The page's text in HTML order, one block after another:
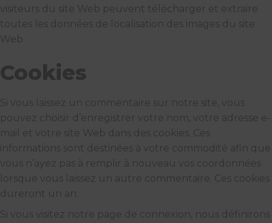
visiteurs du site Web peuvent télécharger et extraire
toutes les données de localisation des images du site
Web.
Cookies
Si vous laissez un commentaire sur notre site, vous
pouvez choisir d’enregistrer votre nom, votre adresse e-
mail et votre site Web dans des cookies. Ces
informations sont destinées à votre commodité afin que
vous n’ayez pas à remplir à nouveau vos coordonnées
lorsque vous laissez un autre commentaire. Ces cookies
dureront un an.
Si vous visitez notre page de connexion, nous définirons